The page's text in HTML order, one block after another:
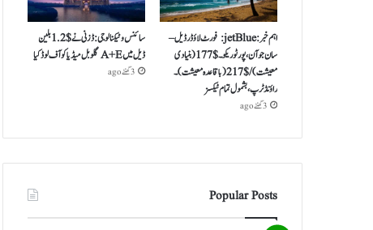
اہم خبر: jetBlue: فورٹ لاؤڈرڈیل –
سان جوآن، پورٹو ریکو ۔ $ 177 (بنیادی
معیشت) / $ 217 (باقاعدہ معیشت )۔
راؤنڈ ٹرپ، بشمول تمام ٹیکسز
3 گھنٹے ago
سائنس و ٹیکنالوجی: ڈزنی نے $ 1.2 بلین
ڈیل میں A+E گلوبل میڈیا کو آف لوڈ کیا
3 گھنٹے ago
Popular Posts